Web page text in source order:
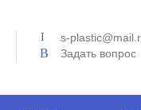
s-
Задать вопрос